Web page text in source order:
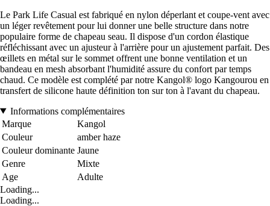
Le Park Life Casual est fabriqué en nylon déperlant et coupe-vent avec
un léger revêtement pour lui donner une belle structure dans notre
populaire forme de chapeau seau. Il dispose d'un cordon élastique
réfléchissant avec un ajusteur à l'arrière pour un ajustement parfait. Des
œillets en métal sur le sommet offrent une bonne ventilation et un
bandeau en mesh absorbant l'humidité assure du confort par temps
chaud. Ce modèle est complété par notre Kangol® logo Kangourou en
transfert de silicone haute définition ton sur ton à l'avant du chapeau.
Informations complémentaires
Marque
Kangol
Couleur
amber haze
Couleur dominante Jaune
Genre
Mixte
Age
Adulte
Loading...
Loading...